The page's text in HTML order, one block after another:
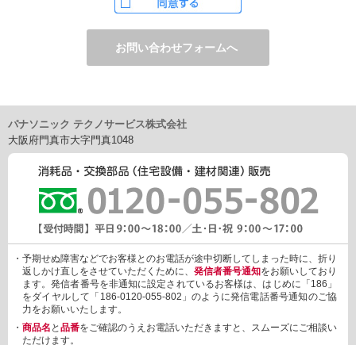
ただし、お申し込みフォーム上でご希望の方のみに、下記サービ
・電子メール、ダイレクトメールなどによる情報のご提供
（1）ご提供情報の分野
・住宅関連設備・建材、家電製品、住まいづくり(新築・リフォー
車載関連商品など
（2）ご提供情報の概要
・商品、サービスに関するご提案
・商品サポート、メンテナンスに関するご提案
・キャンペーン、フェアー、イベントに関する情報ご提供
・アンケート、商品モニターに関する情報ご提供など
3. 個人情報の提供
あらかじめご本人様からご了解いただいている場合や法令で認め
られている場合を除き、個人情報を第三者に提供または開示いた
しません。
しかしながら、お客様がクレジットカード決済をご利用される場
合に限り、カード発行会社が行なう不正利用検知・防止「3Dセキ
ュア2.0」のために、お客様が利用するカード発行会社及び、決済
代行会社：GMOペイメントゲートウェイ（第三者）に、下記の情
報を開示し、本人認証を行います。
・金額など、決済に関する情報
パナソニック テクノサービス株式会社
大阪府門真市大字門真1048
・予期せぬ障害などでお客様とのお電話が途中切断してしまった時に、折り
返しかけ直しをさせていただくために、 発信者番号通知をお願いしており
ます。発信者番号を非通知に設定されているお客様は、はじめに「186」
をダイヤルして「186-0120-055-802」のように発信電話番号通知のご協
力をお願いいたします。
・ 商品名 と 品番をご確認のうえお電話いただきますと、スムーズにご相談い
ただけます。